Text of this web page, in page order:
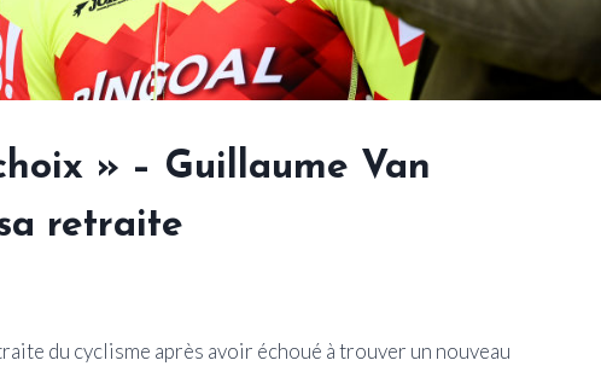
» – Guillaume Van
retraite
du cyclisme après avoir échoué à trouver un nouveau